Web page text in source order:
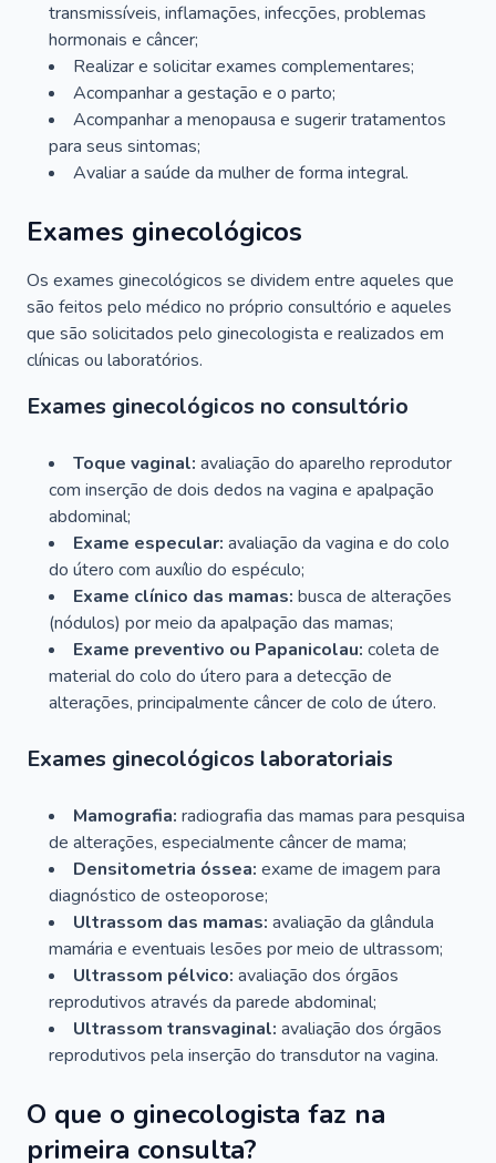
transmissíveis, inflamações, infecções, problemas
hormonais e câncer;
Realizar e solicitar exames complementares;
Acompanhar a gestação e o parto;
Acompanhar a menopausa e sugerir tratamentos
para seus sintomas;
Avaliar a saúde da mulher de forma integral.
Exames ginecológicos
Os exames ginecológicos se dividem entre aqueles que
são feitos pelo médico no próprio consultório e aqueles
que são solicitados pelo ginecologista e realizados em
clínicas ou laboratórios.
Exames ginecológicos no consultório
Toque vaginal: avaliação do aparelho reprodutor
com inserção de dois dedos na vagina e apalpação
abdominal;
Exame especular: avaliação da vagina e do colo
do útero com auxílio do espéculo;
Exame clínico das mamas: busca de alterações
(nódulos) por meio da apalpação das mamas;
Exame preventivo ou Papanicolau: coleta de
material do colo do útero para a detecção de
alterações, principalmente câncer de colo de útero.
Exames ginecológicos laboratoriais
Mamografia: radiografia das mamas para pesquisa
de alterações, especialmente câncer de mama;
Densitometria óssea: exame de imagem para
diagnóstico de osteoporose;
Ultrassom das mamas: avaliação da glândula
mamária e eventuais lesões por meio de ultrassom;
Ultrassom pélvico: avaliação dos órgãos
reprodutivos através da parede abdominal;
Ultrassom transvaginal: avaliação dos órgãos
reprodutivos pela inserção do transdutor na vagina.
O que o ginecologista faz na
primeira consulta?